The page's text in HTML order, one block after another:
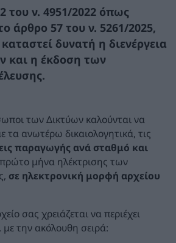
του ν. 4951/2022 όπως
άρθρο 57 του ν. 5261/2025,
δυνατή η διενέργεια
και η έκδοση των
των Δικτύων καλούνται να
τα ανωτέρω δικαιολογητικά, τις
παραγωγής ανά σταθμό και
μήνα ηλέκτρισης των
σε ηλεκτρονική μορφή αρχείου
σας χρειάζεται να περιέχει
με την ακόλουθη σειρά: